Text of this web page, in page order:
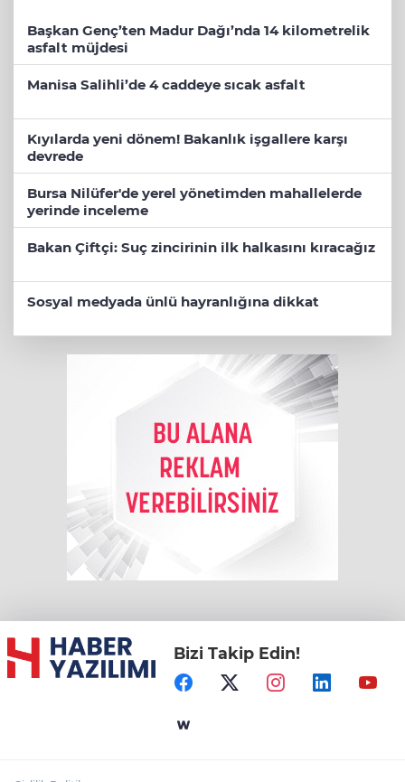
Başkan Genç’ten Madur Dağı’nda 14 kilometrelik
asfalt müjdesi
Manisa Salihli’de 4 caddeye sıcak asfalt
Kıyılarda yeni dönem! Bakanlık işgallere karşı
devrede
Bursa Nilüfer'de yerel yönetimden mahallelerde
yerinde inceleme
Bakan Çiftçi: Suç zincirinin ilk halkasını kıracağız
Sosyal medyada ünlü hayranlığına dikkat
Bizi Takip Edin!